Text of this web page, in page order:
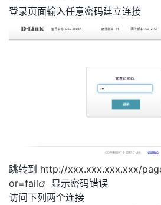
登录页面输入任意密码建立连接
跳转到 http://xxx.xxx.xxx.xxx/
or=fail
显示密码错误
访问下列两个连接